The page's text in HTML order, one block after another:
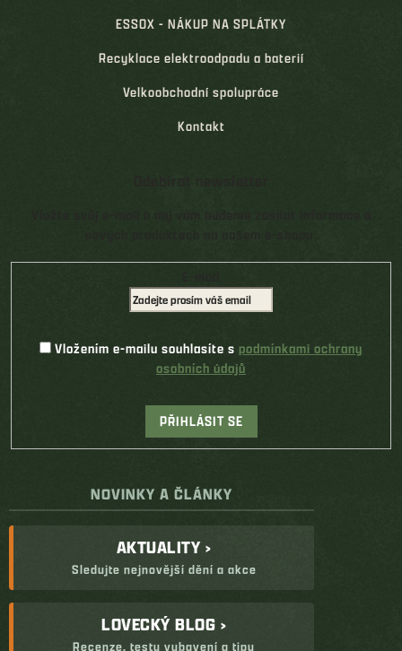
ESSOX - NÁKUP NA SPLÁTKY
Recyklace elektroodpadu a baterií
Velkoobchodní spolupráce
Kontakt
Vložením e-mailu souhlasíte s podmínkami ochrany
osobních údajů
PŘIHLÁSIT SE
NOVINKY A ČLÁNKY
AKTUALITY ›
Sledujte nejnovější dění a akce
LOVECKÝ BLOG ›
Recenze, testy vybavení a tipy